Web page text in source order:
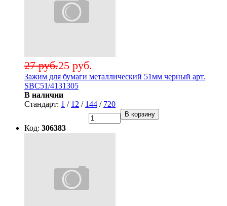
25 руб.
27 руб.
Зажим для бумаги металлический 51мм черный арт.
SBC51/4131305
В наличии
Стандарт: 1 / 12 / 144 / 720
В корзину
Код: 306383